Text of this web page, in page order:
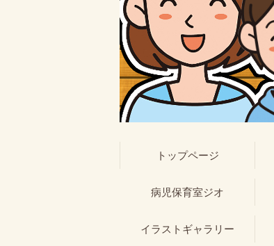
トップページ
病児保育室ジオ
イラストギャラリー